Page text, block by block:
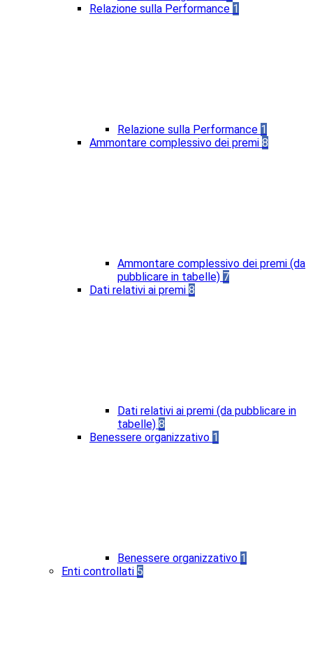
Relazione sulla Performance 1
Relazione sulla Performance 1
Ammontare complessivo dei premi 8
Ammontare complessivo dei premi (da
pubblicare in tabelle) 7
Dati relativi ai premi 8
Dati relativi ai premi (da pubblicare in
tabelle) 8
Benessere organizzativo 1
Benessere organizzativo 1
Enti controllati 5